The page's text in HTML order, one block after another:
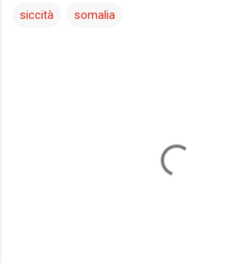
siccità somalia